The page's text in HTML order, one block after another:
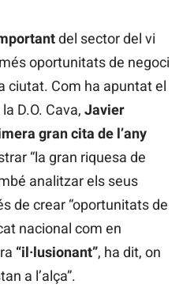
del sector del vi
oportunitats de negoci
ciutat. Com ha apuntat el
D.O. Cava, Javier
gran cita de l’any
“la gran riquesa de
analitzar els seus
de crear “oportunitats de
nacional com en
“il·lusionant”, ha dit, on
a l’alça”.